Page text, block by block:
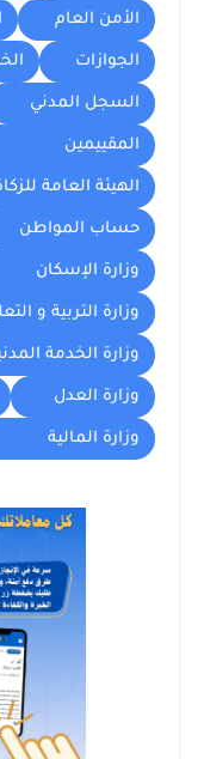
الأمن العام
الجوازات
السجل المدني
المقييمين
الهيئة العامة
حساب المواطن
وزارة الإسكان
وزارة التربية و
وزارة الخدمة
وزارة العدل
وزارة المالية